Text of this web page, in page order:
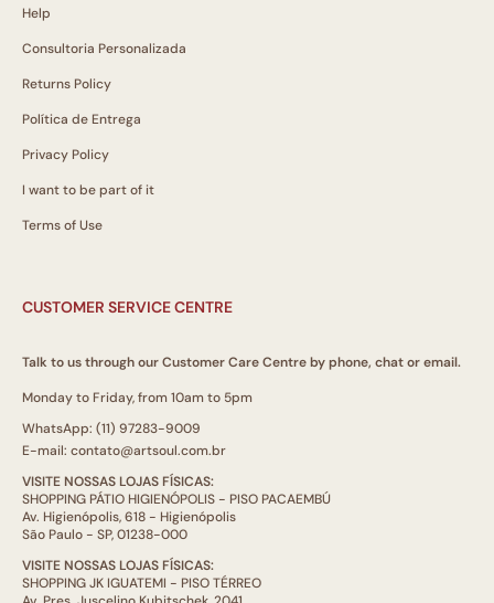
Help
Consultoria Personalizada
Returns Policy
Política de Entrega
Privacy Policy
I want to be part of it
Terms of Use
CUSTOMER SERVICE CENTRE
Talk to us through our Customer Care Centre by phone, chat or email.
Monday to Friday, from 10am to 5pm
WhatsApp: (11) 97283-9009
E-mail: contato@artsoul.com.br
VISITE NOSSAS LOJAS FÍSICAS:
SHOPPING PÁTIO HIGIENÓPOLIS - PISO PACAEMBÚ
Av. Higienópolis, 618 - Higienópolis
São Paulo - SP, 01238-000
VISITE NOSSAS LOJAS FÍSICAS:
SHOPPING JK IGUATEMI - PISO TÉRREO